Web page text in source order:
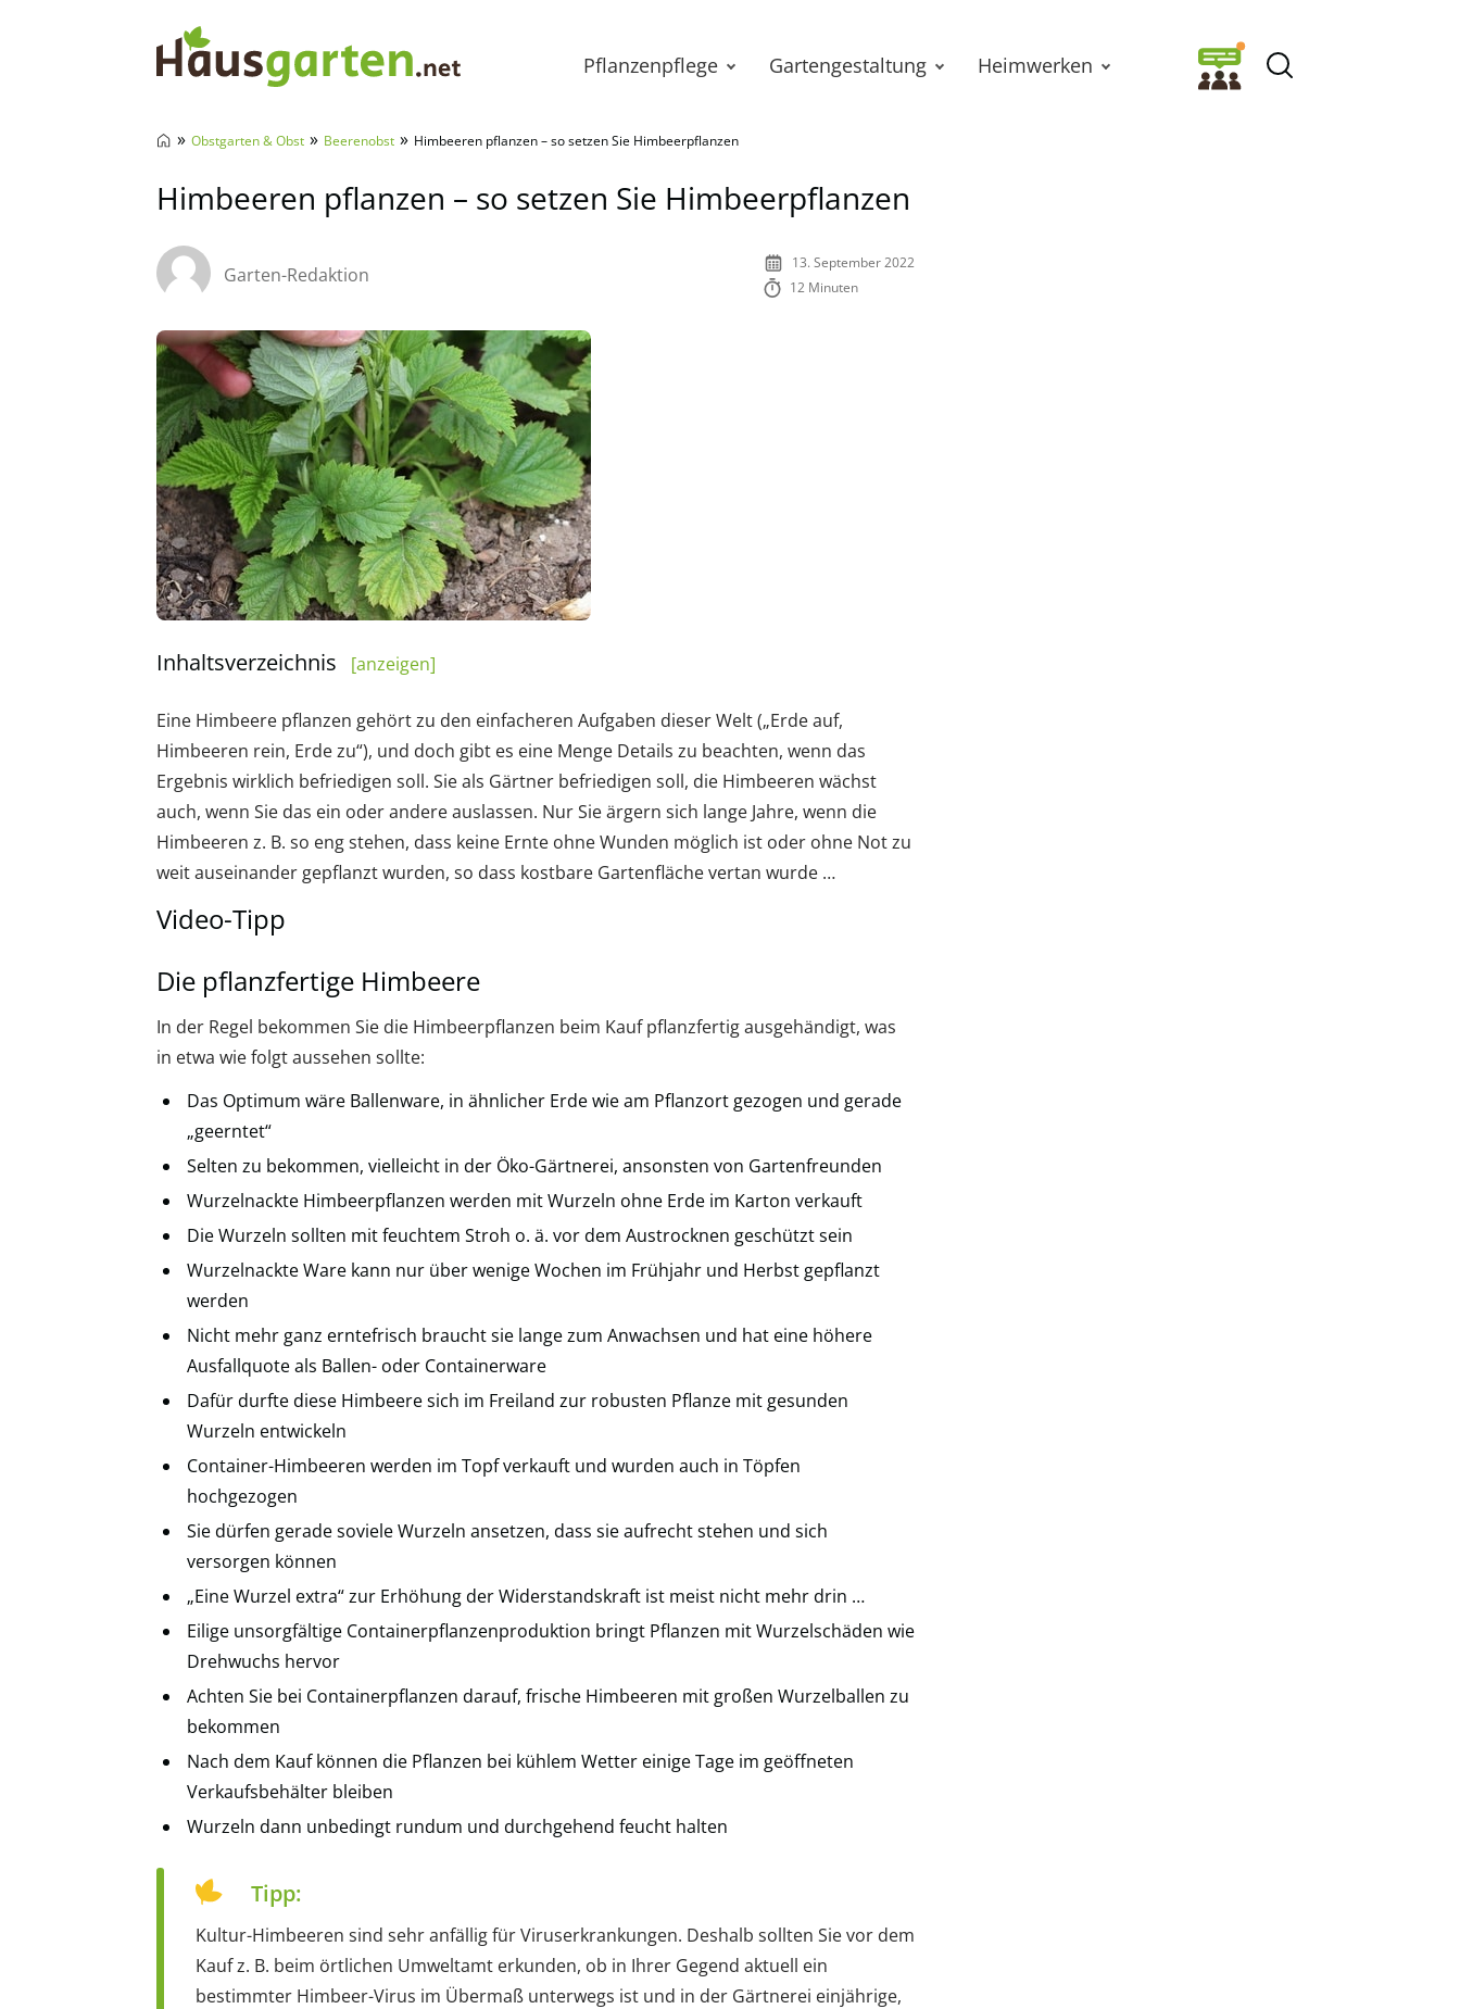
Pflanzenpflege Gartengestaltung Heimwerken
» Obstgarten & Obst » Beerenobst » Himbeeren pflanzen – so setzen Sie Himbeerpflanzen
Himbeeren pflanzen – so setzen Sie Himbeerpflanzen
Garten-Redaktion
13. September 2022
12 Minuten
Inhaltsverzeichnis [anzeigen]
Eine Himbeere pflanzen gehört zu den einfacheren Aufgaben dieser Welt („Erde auf,
Himbeeren rein, Erde zu“), und doch gibt es eine Menge Details zu beachten, wenn das
Ergebnis wirklich befriedigen soll. Sie als Gärtner befriedigen soll, die Himbeeren wächst
auch, wenn Sie das ein oder andere auslassen. Nur Sie ärgern sich lange Jahre, wenn die
Himbeeren z. B. so eng stehen, dass keine Ernte ohne Wunden möglich ist oder ohne Not zu
weit auseinander gepflanzt wurden, so dass kostbare Gartenfläche vertan wurde …
Video-Tipp
Die pflanzfertige Himbeere
In der Regel bekommen Sie die Himbeerpflanzen beim Kauf pflanzfertig ausgehändigt, was
in etwa wie folgt aussehen sollte:
Das Optimum wäre Ballenware, in ähnlicher Erde wie am Pflanzort gezogen und gerade
„geerntet“
Selten zu bekommen, vielleicht in der Öko-Gärtnerei, ansonsten von Gartenfreunden
Wurzelnackte Himbeerpflanzen werden mit Wurzeln ohne Erde im Karton verkauft
Die Wurzeln sollten mit feuchtem Stroh o. ä. vor dem Austrocknen geschützt sein
Wurzelnackte Ware kann nur über wenige Wochen im Frühjahr und Herbst gepflanzt
werden
Nicht mehr ganz erntefrisch braucht sie lange zum Anwachsen und hat eine höhere
Ausfallquote als Ballen- oder Containerware
Dafür durfte diese Himbeere sich im Freiland zur robusten Pflanze mit gesunden
Wurzeln entwickeln
Container-Himbeeren werden im Topf verkauft und wurden auch in Töpfen
hochgezogen
Sie dürfen gerade soviele Wurzeln ansetzen, dass sie aufrecht stehen und sich
versorgen können
„Eine Wurzel extra“ zur Erhöhung der Widerstandskraft ist meist nicht mehr drin …
Eilige unsorgfältige Containerpflanzenproduktion bringt Pflanzen mit Wurzelschäden wie
Drehwuchs hervor
Achten Sie bei Containerpflanzen darauf, frische Himbeeren mit großen Wurzelballen zu
bekommen
Nach dem Kauf können die Pflanzen bei kühlem Wetter einige Tage im geöffneten
Verkaufsbehälter bleiben
Wurzeln dann unbedingt rundum und durchgehend feucht halten
Tipp:
Kultur-Himbeeren sind sehr anfällig für Viruserkrankungen. Deshalb sollten Sie vor dem
Kauf z. B. beim örtlichen Umweltamt erkunden, ob in Ihrer Gegend aktuell ein
bestimmter Himbeer-Virus im Übermaß unterwegs ist und in der Gärtnerei einjährige,